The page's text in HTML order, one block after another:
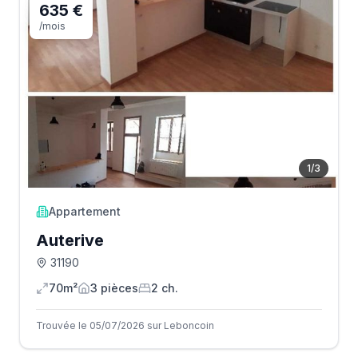
1/3
635 €
/mois
Appartement
Auterive
31190
70m²
3 pièces 2 ch.
Trouvée le 05/07/2026 sur Leboncoin